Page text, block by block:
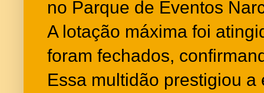
no Parque de Eventos
A lotação máxima foi
foram fechados,
Essa multidão prestigiou a